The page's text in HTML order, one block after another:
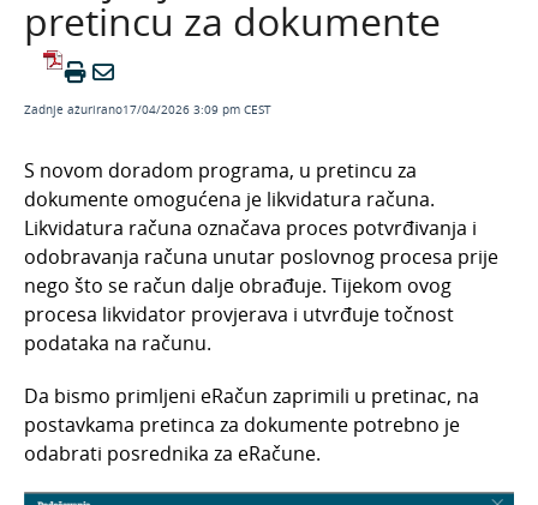
Slanje e-računa na poslovne jedinice
Obavijest "Datoteka nije pravilna. Ispravite
greške i datoteku ponovno pošaljite." na
statusu izlaznih e-računa
Obavijest za KPD oznake na artiklima kod
unosa izlaznog računa
Likvidatura, prihvaćanje i odbijanje eRačuna
u pretincu za dokumente
Unos vrste poslovnog procesa na eRačunu
Gotovinski računi
Načini plaćanja
Ispis i slanje
pretincu za dokumente
Zadnje ažurirano17/04/2026 3:09 pm CEST
S novom doradom programa, u pretincu za
dokumente omogućena je likvidatura računa.
Likvidatura računa označava proces potvrđivanja i
odobravanja računa unutar poslovnog procesa prije
nego što se račun dalje obrađuje. Tijekom ovog
procesa likvidator provjerava i utvrđuje točnost
podataka na računu.
Da bismo primljeni eRačun zaprimili u pretinac, na
postavkama pretinca za dokumente potrebno je
odabrati posrednika za eRačune.